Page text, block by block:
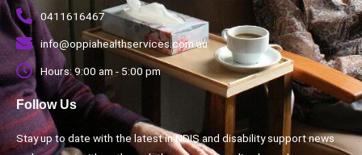
0411616467
info@oppiahealthservices.com.au
Hours: 9:00 am - 5:00 pm
Follow Us
Stay up to date with the latest in NDIS and disability support news